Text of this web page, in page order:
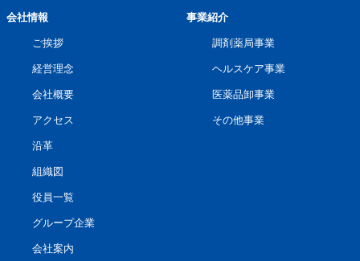
会社情報
ご挨拶
経営理念
会社概要
アクセス
沿革
組織図
役員一覧
グループ企業
会社案内
事業紹介
調剤薬局事業
ヘルスケア事業
医薬品卸事業
その他事業